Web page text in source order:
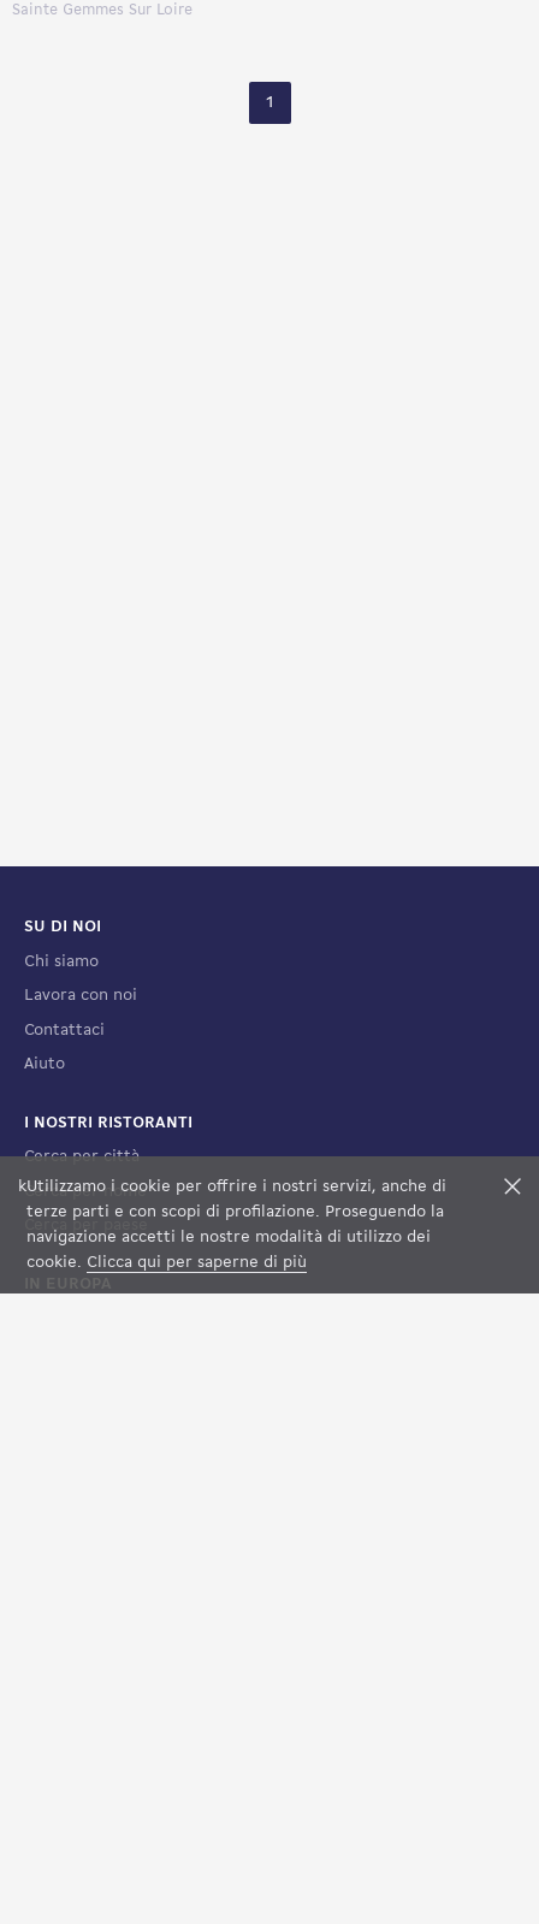
kUtilizzamo i cookie per offrire i nostri servizi, anche di
terze parti e con scopi di profilazione. Proseguendo la
navigazione accetti le nostre modalità di utilizzo dei
cookie. Clicca qui per saperne di più
FILTRI VEDI LA MAPPA
Sainte Gemmes Sur Loire
1
SU DI NOI
Chi siamo
Lavora con noi
Contattaci
Aiuto
I NOSTRI RISTORANTI
Cerca per città
Cerca per nome
Cerca per paese